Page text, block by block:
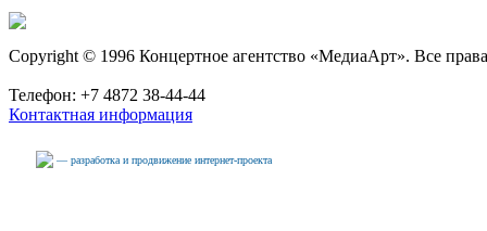
Copyright © 1996 Концертное агентство «МедиаАрт». Все
Телефон: +7 4872 38-44-44
Контактная информация
— разработка и продвижение интернет-проекта